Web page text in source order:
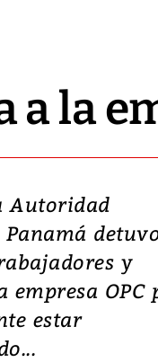
la
Autoridad
y
empresa OPC
estar
Lula lanza su
con
de
raras